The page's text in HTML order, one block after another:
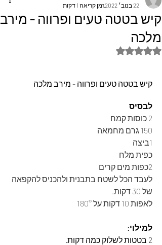
קיש בטטה טעים ופרווה - מירב
מלכה
22 בנוב׳ 2022
זמן קריאה 1 דקות
דירוג של NaN מתוך 5 כוכבים
קיש בטטה טעים ופרווה - מירב מלכה
לבסיס
2 כוסות קמח
150 גרם מחמאה
1ביצה
כפית מלח
2כפות מים קרים
לעבד הכל לשטח בתבנית ולהכניס להקפאה
של 30 דקות.
לאפות 10 דקות על 180°
למילוי:
2 בטטות לשלוק כמה דקות.